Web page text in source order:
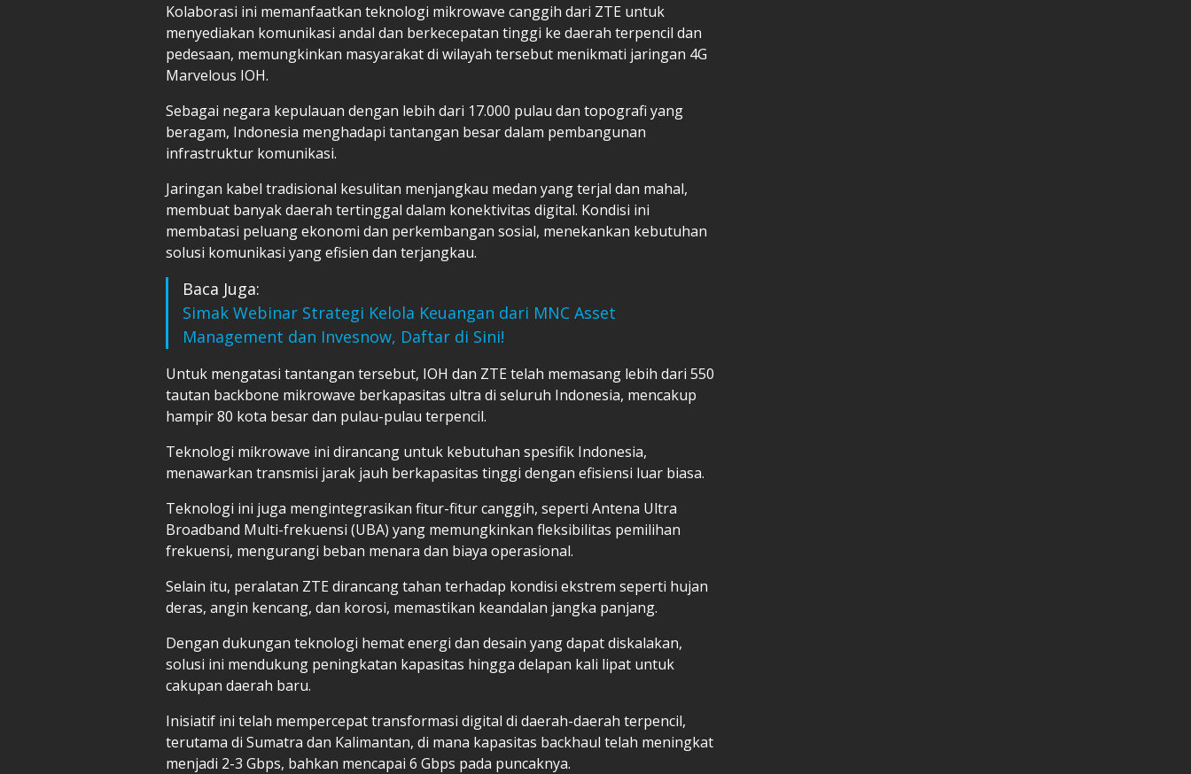
Kolaborasi ini memanfaatkan teknologi mikrowave canggih dari ZTE untuk
menyediakan komunikasi andal dan berkecepatan tinggi ke daerah terpencil dan
pedesaan, memungkinkan masyarakat di wilayah tersebut menikmati jaringan 4G
Marvelous IOH.
Sebagai negara kepulauan dengan lebih dari 17.000 pulau dan topografi yang
beragam, Indonesia menghadapi tantangan besar dalam pembangunan
infrastruktur komunikasi.
Jaringan kabel tradisional kesulitan menjangkau medan yang terjal dan mahal,
membuat banyak daerah tertinggal dalam konektivitas digital. Kondisi ini
membatasi peluang ekonomi dan perkembangan sosial, menekankan kebutuhan
solusi komunikasi yang efisien dan terjangkau.
Baca Juga:
Simak Webinar Strategi Kelola Keuangan dari MNC Asset
Management dan Invesnow, Daftar di Sini!
Untuk mengatasi tantangan tersebut, IOH dan ZTE telah memasang lebih dari 550
tautan backbone mikrowave berkapasitas ultra di seluruh Indonesia, mencakup
hampir 80 kota besar dan pulau-pulau terpencil.
Teknologi mikrowave ini dirancang untuk kebutuhan spesifik Indonesia,
menawarkan transmisi jarak jauh berkapasitas tinggi dengan efisiensi luar biasa.
Teknologi ini juga mengintegrasikan fitur-fitur canggih, seperti Antena Ultra
Broadband Multi-frekuensi (UBA) yang memungkinkan fleksibilitas pemilihan
frekuensi, mengurangi beban menara dan biaya operasional.
Selain itu, peralatan ZTE dirancang tahan terhadap kondisi ekstrem seperti hujan
deras, angin kencang, dan korosi, memastikan keandalan jangka panjang.
Dengan dukungan teknologi hemat energi dan desain yang dapat diskalakan,
solusi ini mendukung peningkatan kapasitas hingga delapan kali lipat untuk
cakupan daerah baru.
Inisiatif ini telah mempercepat transformasi digital di daerah-daerah terpencil,
terutama di Sumatra dan Kalimantan, di mana kapasitas backhaul telah meningkat
menjadi 2-3 Gbps, bahkan mencapai 6 Gbps pada puncaknya.